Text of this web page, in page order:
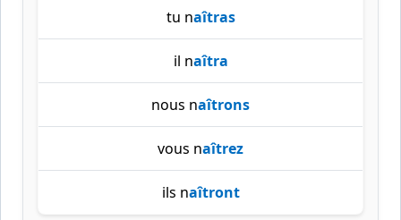
tu naîtras
il naîtra
nous naîtrons
vous naîtrez
ils naîtront